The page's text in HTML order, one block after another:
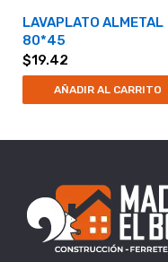
LAVAPLATO ALMETAL
80*45
$19.42
AÑADIR AL CARRITO